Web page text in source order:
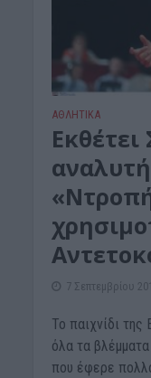
ΑΘΛΗΤΙΚΑ
7 Σεπτεμβρίου
Το παιχνίδι
όλα τα
που έφερε